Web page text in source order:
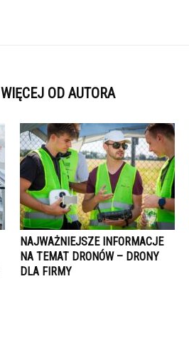
WIĘCEJ OD AUTORA
NAJWAŻNIEJSZE INFORMACJE
NA TEMAT DRONÓW – DRONY
DLA FIRMY